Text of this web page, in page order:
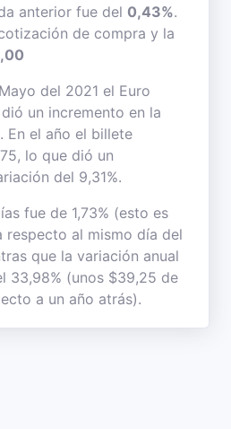
anterior fue del 0,43%.
de compra y la
del 2021 el Euro
un incremento en la
En el año el billete
lo que dió un
del 9,31%.
fue de 1,73% (esto es
respecto al mismo día del
que la variación anual
33,98% (unos $39,25 de
a un año atrás).